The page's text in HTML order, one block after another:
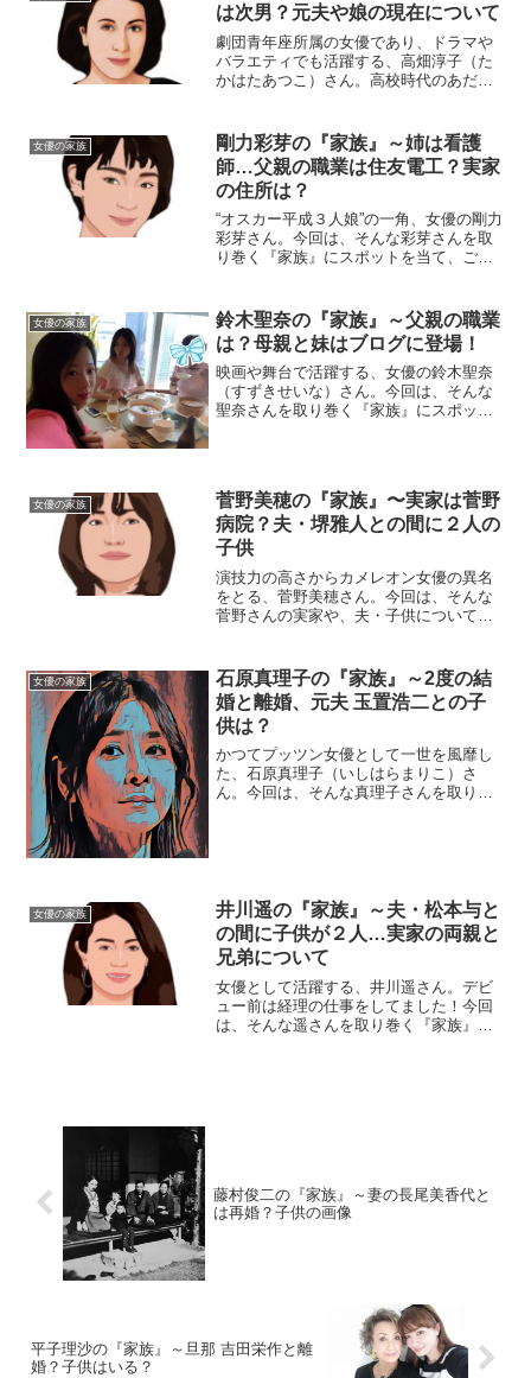
は次男？元夫や娘の現在について
劇団青年座所属の女優であり、ドラマや
バラエティでも活躍する、高畑淳子（た
かはたあつこ）さん。高校時代のあだ名
て、ご紹介します。◆実家・父親の職業
は？高畑淳子さんの実家は...
女優の家族
剛力彩芽の『家族』～姉は看護
師…父親の職業は住友電工？実家
の住所は？
“オスカー平成３人娘”の一角、女優の剛力
彩芽さん。今回は、そんな彩芽さんを取
り巻く『家族』にスポットを当て、ご紹
1992年〈平成4年〉8月27日身長：162cm
血液型：O...
女優の家族
鈴木聖奈の『家族』～父親の職業
は？母親と妹はブログに登場！
映画や舞台で活躍する、女優の鈴木聖奈
（すずきせいな）さん。今回は、そんな
聖奈さんを取り巻く『家族』にスポット
レブな薫りがしますが、本...
女優の家族
菅野美穂の『家族』〜実家は菅野
病院？夫・堺雅人との間に２人の
子供
演技力の高さからカメレオン女優の異名
をとる、菅野美穂さん。今回は、そんな
菅野さんの実家や、夫・子供についてご
年〉8月22日身 長：160cm血液型 ：
AB型出 ...
女優の家族
石原真理子の『家族』～2度の結
婚と離婚、元夫 玉置浩二との子
供は？
かつてプッツン女優として一世を風靡し
た、石原真理子（いしはらまりこ）さ
ん。今回は、そんな真理子さんを取り巻
女優の家族
井川遥の『家族』～夫・松本与と
の間に子供が２人…実家の両親と
兄弟について
女優として活躍する、井川遥さん。デビ
ュー前は経理の仕事をしてました！今回
は、そんな遥さんを取り巻く『家族』の
藤村俊二の『家族』～妻の長尾美香代と
は再婚？子供の画像
平子理沙の『家族』～旦那 吉田栄作と離
婚？子供はいる？